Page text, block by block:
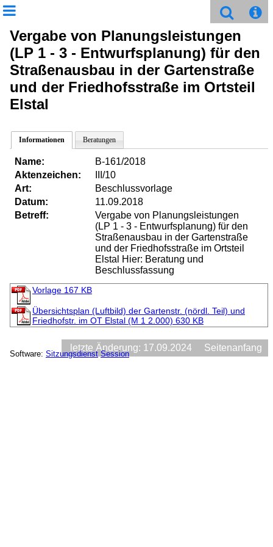
Vergabe von Planungsleistungen
(LP 1 - 3 - Entwurfsplanung) für den
Straßenausbau in der Gartenstraße
und der Friedhofsstraße im Ortsteil
Elstal
Informationen Beratungen
Name:
B-161/2018
Aktenzeichen:
III/10
Art:
Beschlussvorlage
Datum:
11.09.2018
Betreff:
Vergabe von Planungsleistungen
(LP 1 - 3 - Entwurfsplanung) für den
Straßenausbau in der Gartenstraße
und der Friedhofsstraße im Ortsteil
Elstal Hier: Beratung und
Beschlussfassung
Vorlage 167 KB
Übersichtsplan (Luftbild) der Gartenstr. (nördl. Teil) und
Friedhofstr. im OT Elstal (M 1 2.000) 630 KB
letzte Änderung: 17.09.2024 Seitenanfang
Software: Sitzungsdienst Session